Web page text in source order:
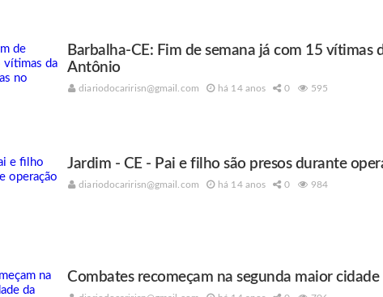
Barbalha-CE: Fim de semana já com 15 vítimas
Antônio
diariodocaririsn@gmail.com há 14 anos 0 595
Jardim - CE - Pai e filho são presos durante
diariodocaririsn@gmail.com há 14 anos 0 984
Combates recomeçam na segunda maior cidade